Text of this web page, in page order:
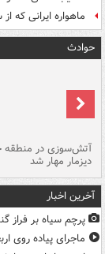
ماهواره ایرانی که
حوادث
آتش‌سوزی در
دیزمار مهار شد
آخرین اخبار
پرچم سیاه بر فراز
ماجرای پیاده روی